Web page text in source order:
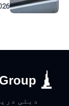
07. 17
دبئی